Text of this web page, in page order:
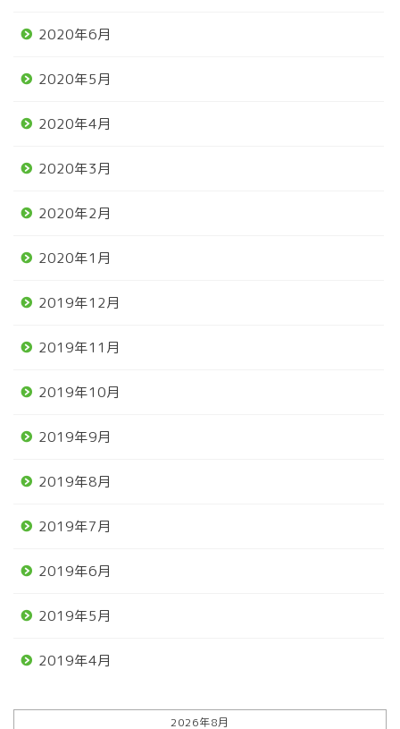
2020年6月
2020年5月
2020年4月
2020年3月
2020年2月
2020年1月
2019年12月
2019年11月
2019年10月
2019年9月
2019年8月
2019年7月
2019年6月
2019年5月
2019年4月
2026年8月